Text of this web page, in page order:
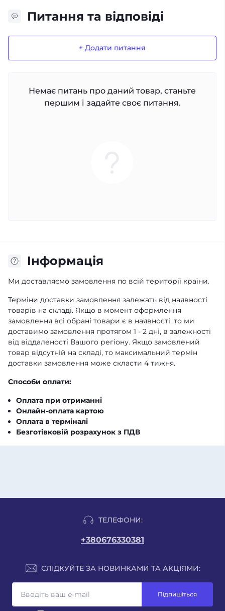
Питання та відповіді
+ Додати питання
Немає питань про даний товар, станьте
першим і задайте своє питання.
Iнформація
Ми доставляємо замовлення по всій території країни.
Терміни доставки замовлення залежать від наявності
товарів на складі. Якщо в момент оформлення
замовлення всі обрані товари є в наявності, то ми
доставимо замовлення протягом 1 - 2 дні, в залежності
від віддаленості Вашого регіону. Якщо замовлений
товар відсутній на складі, то максимальний термін
доставки замовлення може скласти 4 тижня.
Способи оплати:
Оплата при отриманні
Онлайн-оплата картою
Оплата в терміналі
Безготівковій розрахунок з ПДВ
ТЕЛЕФОНИ:
+380676330381
СЛІДКУЙТЕ ЗА НОВИНКАМИ ТА АКЦІЯМИ:
Підпишіться